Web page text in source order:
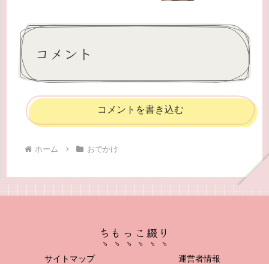
コメント
コメントを書き込む
ホーム おでかけ
ちもっこ綴り
サイトマップ
運営者情報